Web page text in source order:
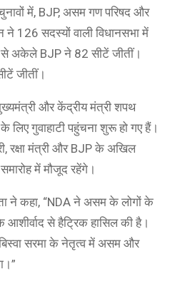
में, BJP, असम गण परिषद और
126 सदस्यों वाली विधानसभा में
अकेले BJP ने 82 सीटें जीतीं।
जीतीं।
और केंद्रीय मंत्री शपथ
लिए गुवाहाटी पहुंचना शुरू हो गए हैं।
रक्षा मंत्री और BJP के अखिल
में मौजूद रहेंगे।
ने कहा, “NDA ने असम के लोगों के
आशीर्वाद से हैट्रिक हासिल की है।
सरमा के नेतृत्व में असम और